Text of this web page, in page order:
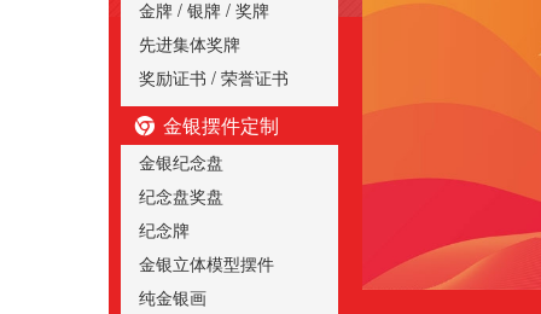
金牌 / 银牌 / 奖牌
先进集体奖牌
奖励证书 / 荣誉证书
金银摆件定制
金银纪念盘
纪念盘奖盘
纪念牌
金银立体模型摆件
纯金银画